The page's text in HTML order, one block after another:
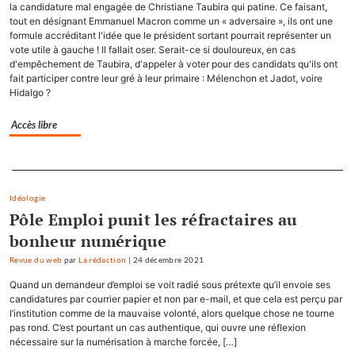
la candidature mal engagée de Christiane Taubira qui patine. Ce faisant,
tout en désignant Emmanuel Macron comme un « adversaire », ils ont une
formule accréditant l'idée que le président sortant pourrait représenter un
vote utile à gauche ! Il fallait oser. Serait-ce si douloureux, en cas
d'empêchement de Taubira, d'appeler à voter pour des candidats qu'ils ont
fait participer contre leur gré à leur primaire : Mélenchon et Jadot, voire
Hidalgo ?
Accès libre
Separateur
Idéologie
Pôle Emploi punit les réfractaires au
bonheur numérique
Revue du web parLa rédaction | 24 décembre 2021
Quand un demandeur d’emploi se voit radié sous prétexte qu’il envoie ses
candidatures par courrier papier et non par e-mail, et que cela est perçu par
l’institution comme de la mauvaise volonté, alors quelque chose ne tourne
pas rond. C’est pourtant un cas authentique, qui ouvre une réflexion
nécessaire sur la numérisation à marche forcée, […]